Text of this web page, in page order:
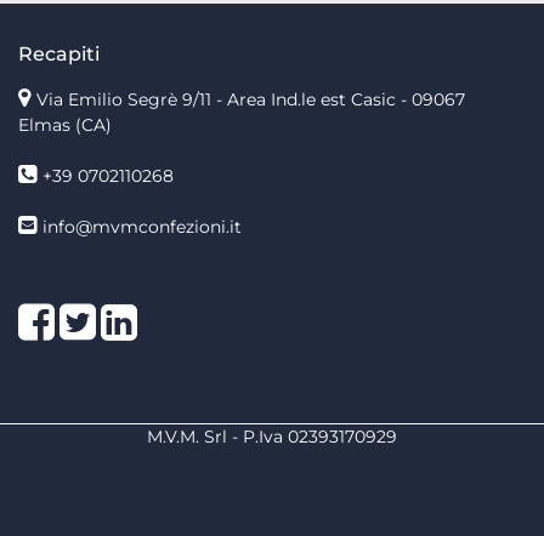
Recapiti
Via Emilio Segrè 9/11 - Area Ind.le est Casic - 09067
Elmas (CA)
+39 0702110268
info@mvmconfezioni.it
Facebook
TwitterLinkedIn
M.V.M. Srl - P.Iva 02393170929